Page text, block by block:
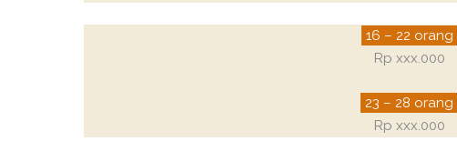
16 – 22 orang
Rp xxx.000
23 – 28 orang
Rp xxx.000